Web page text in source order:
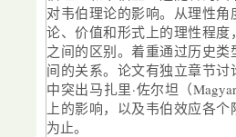
对韦伯理论的影响。从理性
论、价值和形式上的理性程
之间的区别。着重通过历史
间的关系。论文有独立章节
中突出马扎里·佐尔坦（
上的影响，以及韦伯效应各
为止。